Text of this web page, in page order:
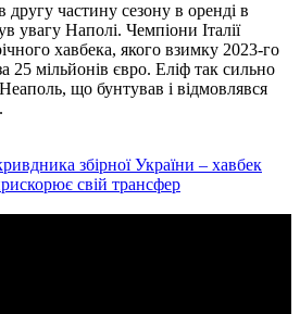
другу частину сезону в оренді в
увагу Наполі. Чемпіони Італії
хавбека, якого взимку 2023-го
25 мільйонів євро. Еліф так сильно
що бунтував і відмовлявся
збірної України – хавбек
свій трансфер